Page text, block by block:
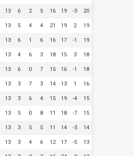
13 6 2 5 16 19 -3 20
13 5 4 4 21 19 2 19
13 6 1 6 16 17 -1 19
13 4 6 3 18 15 3 18
13 6 0 7 15 16 -1 18
13 3 7 3 14 13 1 16
13 3 6 4 15 19 -4 15
13 5 0 8 11 18 -7 15
13 3 5 5 11 14 -3 14
13 3 4 6 12 17 -5 13